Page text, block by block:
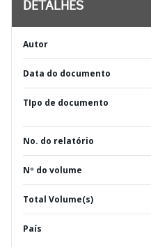
DETALHES
Autor
Data do documento
TIpo de documento
No. do relatório
Nº do volume
Total Volume(s)
País